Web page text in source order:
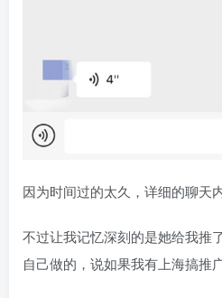
因为时间过的太久，详细的聊天
不过让我记忆深刻的是她给我推
自己做的，说如果我有上海搞推